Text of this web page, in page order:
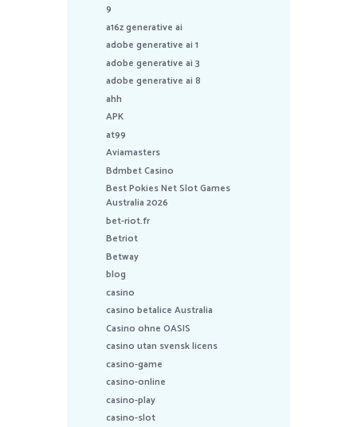
9
a16z generative ai
adobe generative ai 1
adobe generative ai 3
adobe generative ai 8
ahh
APK
at99
Aviamasters
Bdmbet Casino
Best Pokies Net Slot Games
Australia 2026
bet-riot.fr
Betriot
Betway
blog
casino
casino betalice Australia
Casino ohne OASIS
casino utan svensk licens
casino-game
casino-online
casino-play
casino-slot